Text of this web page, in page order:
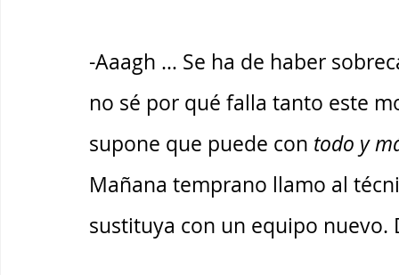
-Aaagh … Se ha de haber
no sé por qué falla tanto este
supone que puede con todo y
Mañana temprano llamo al
sustituya con un equipo